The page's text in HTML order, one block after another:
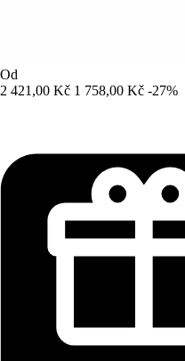
Od
2 421,00 Kč 1 758,00 Kč -27%